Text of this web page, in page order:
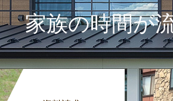
家族の時間が